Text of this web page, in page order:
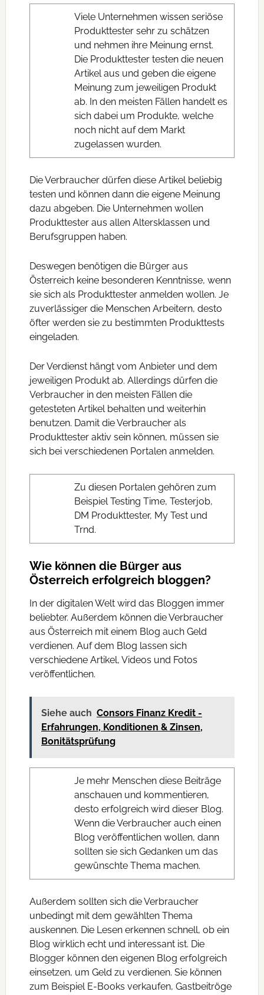
Viele Unternehmen wissen seriöse
Produkttester sehr zu schätzen
und nehmen ihre Meinung ernst.
Die Produkttester testen die neuen
Artikel aus und geben die eigene
Meinung zum jeweiligen Produkt
ab. In den meisten Fällen handelt es
sich dabei um Produkte, welche
noch nicht auf dem Markt
zugelassen wurden.
Die Verbraucher dürfen diese Artikel beliebig
testen und können dann die eigene Meinung
dazu abgeben. Die Unternehmen wollen
Produkttester aus allen Altersklassen und
Berufsgruppen haben.
Deswegen benötigen die Bürger aus
Österreich keine besonderen Kenntnisse, wenn
sie sich als Produkttester anmelden wollen. Je
zuverlässiger die Menschen Arbeitern, desto
öfter werden sie zu bestimmten Produkttests
eingeladen.
Der Verdienst hängt vom Anbieter und dem
jeweiligen Produkt ab. Allerdings dürfen die
Verbraucher in den meisten Fällen die
getesteten Artikel behalten und weiterhin
benutzen. Damit die Verbraucher als
Produkttester aktiv sein können, müssen sie
sich bei verschiedenen Portalen anmelden.
Zu diesen Portalen gehören zum
Beispiel Testing Time, Testerjob,
DM Produkttester, My Test und
Trnd.
Wie können die Bürger aus
Österreich erfolgreich bloggen?
In der digitalen Welt wird das Bloggen immer
beliebter. Außerdem können die Verbraucher
aus Österreich mit einem Blog auch Geld
verdienen. Auf dem Blog lassen sich
verschiedene Artikel, Videos und Fotos
veröffentlichen.
Siehe auch Consors Finanz Kredit -
Erfahrungen, Konditionen & Zinsen,
Bonitätsprüfung
Je mehr Menschen diese Beiträge
anschauen und kommentieren,
desto erfolgreich wird dieser Blog.
Wenn die Verbraucher auch einen
Blog veröffentlichen wollen, dann
sollten sie sich Gedanken um das
gewünschte Thema machen.
Außerdem sollten sich die Verbraucher
unbedingt mit dem gewählten Thema
auskennen. Die Lesen erkennen schnell, ob ein
Blog wirklich echt und interessant ist. Die
Blogger können den eigenen Blog erfolgreich
einsetzen, um Geld zu verdienen. Sie können
zum Beispiel E-Books verkaufen, Gastbeitröge